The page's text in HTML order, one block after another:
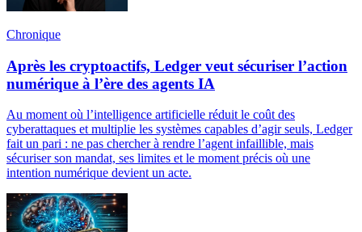
Chronique
Après les cryptoactifs, Ledger veut sécuriser l’action
numérique à l’ère des agents IA
Au moment où l’intelligence artificielle réduit le coût des
cyberattaques et multiplie les systèmes capables d’agir seuls, Ledger
fait un pari : ne pas chercher à rendre l’agent infaillible, mais
sécuriser son mandat, ses limites et le moment précis où une
intention numérique devient un acte.